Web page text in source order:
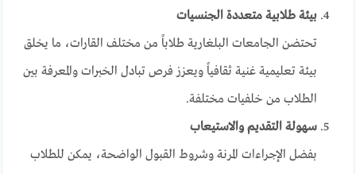
بيئة طلابية متعددة الجنسيات
تحتضن الجامعات البلغارية طلاباً من مختلف القارات، ما يخلق
بيئة تعليمية غنية ثقافياً ويعزز فرص تبادل الخبرات والمعرفة بين
الطلاب من خلفيات مختلفة.
سهولة التقديم والاستيعاب
بفضل الإجراءات المرنة وشروط القبول الواضحة، يمكن للطلاب